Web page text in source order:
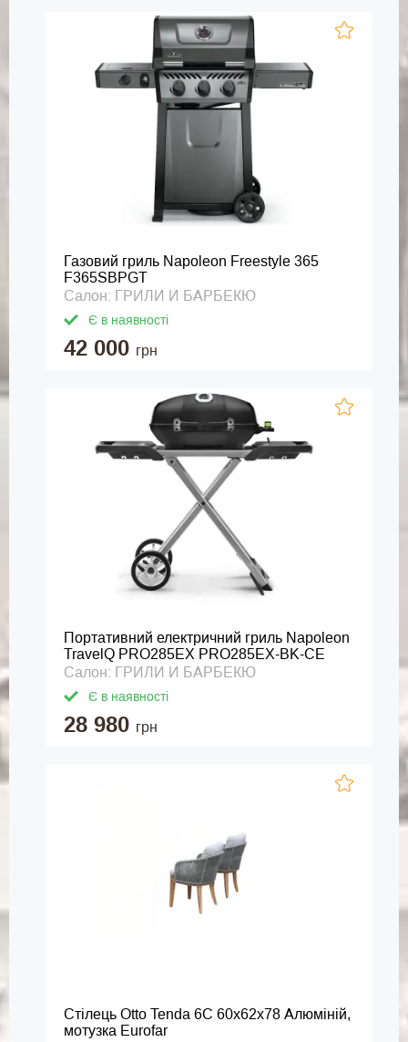
Газовий гриль Napoleon Freestyle 365
F365SBPGT
Салон: ГРИЛИ И БАРБЕКЮ
Є в наявності
42 000 грн
Портативний електричний гриль Napoleon
TravelQ PRO285EX PRO285EX-BK-CE
Салон: ГРИЛИ И БАРБЕКЮ
Є в наявності
28 980 грн
Стілець Otto Tenda 6C 60х62х78 Алюміній,
мотузка Eurofar